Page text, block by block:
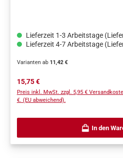
Lieferzeit 1-3 Arbeitstage
Lieferzeit 4-7 Arbeitstage
Varianten ab11,42 €
Regulärer Preis:
15,75 €
Preis inkl. MwSt. zzgl. 5,95 €
€. (EU abweichend).
In den